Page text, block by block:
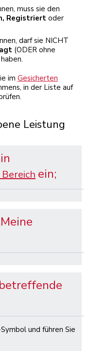
muss sie den
Registriert oder
darf sie NICHT
(ODER ohne
im Gesicherten
in der Liste auf
Leistung
ein;
und führen Sie